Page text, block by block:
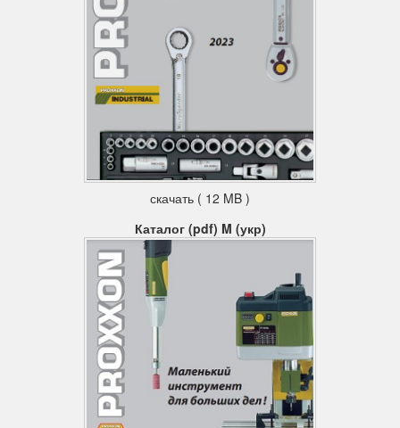
скачать ( 12 MB )
Каталог (pdf) M (укр)